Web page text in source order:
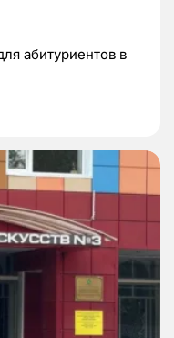
абитуриентов в